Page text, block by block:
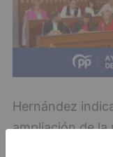
Hernández
ampliación de la